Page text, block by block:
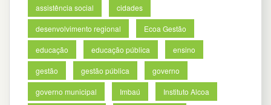
assistência social cidades
desenvolvimento regional Ecoa Gestão
educação educação pública ensino
gestão gestão pública governo
governo municipal Imbaú Instituto Alcoa